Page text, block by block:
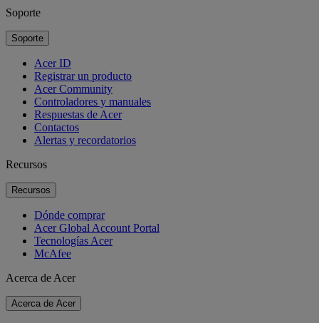
Soporte
Soporte
Acer ID
Registrar un producto
Acer Community
Controladores y manuales
Respuestas de Acer
Contactos
Alertas y recordatorios
Recursos
Recursos
Dónde comprar
Acer Global Account Portal
Tecnologías Acer
McAfee
Acerca de Acer
Acerca de Acer